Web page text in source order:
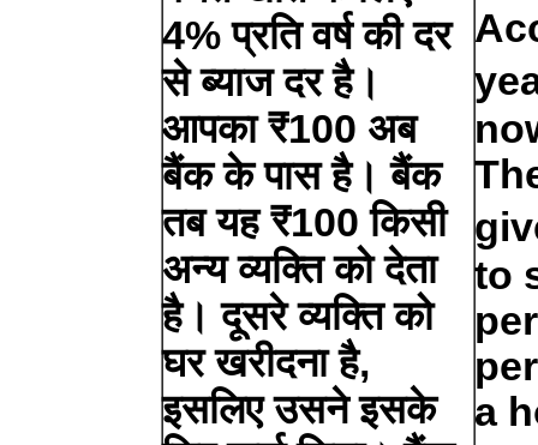
4% प्रति वर्ष की दर
से ब्याज दर है।
आपका ₹100 अब
बैंक के पास है। बैंक
तब यह ₹100 किसी
अन्य व्यक्ति को देता
है। दूसरे व्यक्ति को
घर खरीदना है,
इसलिए उसने इसके
to
a